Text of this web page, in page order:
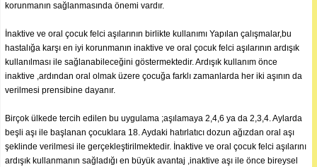
korunmanın sağlanmasında önemi vardır.
İnaktive ve oral çocuk felci aşılarının birlikte kullanımı Yapılan çalışmalar,bu
hastalığa karşı en iyi korunmanın inaktive ve oral çocuk felci aşılarının ardışık
kullanılması ile sağlanabileceğini göstermektedir. Ardışık kullanım önce
inaktive ,ardından oral olmak üzere çocuğa farklı zamanlarda her iki aşının da
verilmesi prensibine dayanır.
Birçok ülkede tercih edilen bu uygulama ;aşılamaya 2,4,6 ya da 2,3,4. Aylarda
beşli aşı ile başlanan çocuklara 18. Aydaki hatırlatıcı dozun ağızdan oral aşı
şeklinde verilmesi ile gerçekleştirilmektedir. İnaktive ve oral çocuk felci aşılarını
ardışık kullanmanın sağladığı en büyük avantaj ,inaktive aşı ile önce bireysel